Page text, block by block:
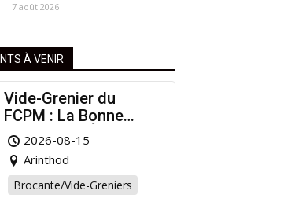
7 août 2026
À VENIR
Vide-Grenier du
FCPM : La Bonne
Affaire de l’Été à
Arinthod !
2026-08-15
Arinthod
Brocante/Vide-Greniers